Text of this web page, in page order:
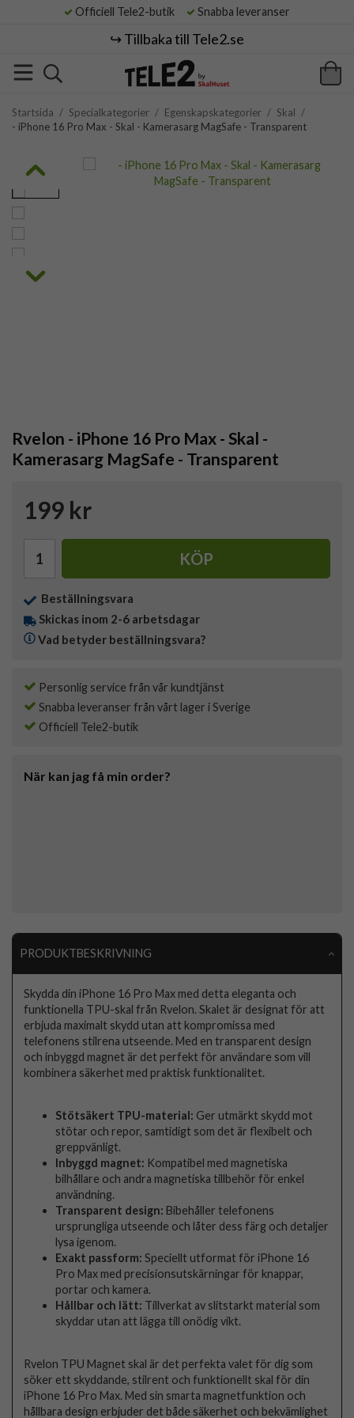
Officiell Tele2-butik Snabba leveranser
↪️ Tillbaka till Tele2.se
Startsida / Specialkategorier / Egenskapskategorier / Skal /
- iPhone 16 Pro Max - Skal - Kamerasarg MagSafe - Transparent
Rvelon - iPhone 16 Pro Max - Skal -
Kamerasarg MagSafe - Transparent
199 kr
KÖP
Beställningsvara
Skickas inom 2-6 arbetsdagar
Vad betyder beställningsvara?
Personlig service från vår kundtjänst
Snabba leveranser från vårt lager i Sverige
Officiell Tele2-butik
När kan jag få min order?
PRODUKTBESKRIVNING
Skydda din iPhone 16 Pro Max med detta eleganta och
funktionella TPU-skal från Rvelon. Skalet är designat för att
erbjuda maximalt skydd utan att kompromissa med
telefonens stilrena utseende. Med en transparent design
och inbyggd magnet är det perfekt för användare som vill
kombinera säkerhet med praktisk funktionalitet.
Stötsäkert TPU-material: Ger utmärkt skydd mot
stötar och repor, samtidigt som det är flexibelt och
greppvänligt.
Inbyggd magnet: Kompatibel med magnetiska
bilhållare och andra magnetiska tillbehör för enkel
användning.
Transparent design: Bibehåller telefonens
ursprungliga utseende och låter dess färg och detaljer
lysa igenom.
Exakt passform: Speciellt utformat för iPhone 16
Pro Max med precisionsutskärningar för knappar,
portar och kamera.
Hållbar och lätt: Tillverkat av slitstarkt material som
skyddar utan att lägga till onödig vikt.
Rvelon TPU Magnet skal är det perfekta valet för dig som
söker ett skyddande, stilrent och funktionellt skal för din
iPhone 16 Pro Max. Med sin smarta magnetfunktion och
hållbara design erbjuder det både säkerhet och bekvämlighet